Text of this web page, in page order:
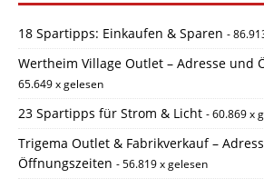
18 Spartipps: Einkaufen & Sparen -
Wertheim Village Outlet – Adresse und
65.649 x gelesen
23 Spartipps für Strom & Licht - 60.869 x
Trigema Outlet & Fabrikverkauf –
Öffnungszeiten - 56.819 x gelesen